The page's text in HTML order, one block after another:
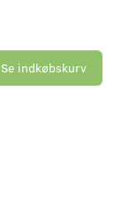
Se indkøbskurv